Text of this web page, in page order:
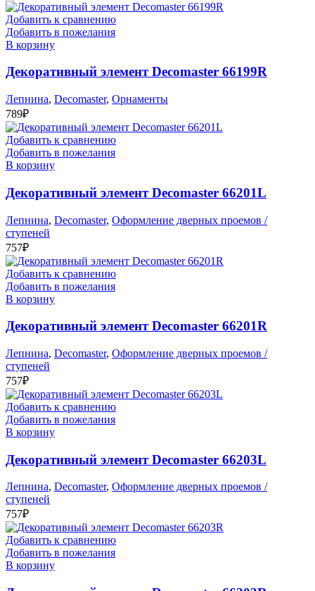
Добавить к сравнению
Добавить в пожелания
В корзину
Декоративный элемент Decomaster 66199R
Лепнина, Decomaster, Орнаменты
789₽
Добавить к сравнению
Добавить в пожелания
В корзину
Декоративный элемент Decomaster 66201L
Лепнина, Decomaster, Оформление дверных проемов /
ступеней
757₽
Добавить к сравнению
Добавить в пожелания
В корзину
Декоративный элемент Decomaster 66201R
Лепнина, Decomaster, Оформление дверных проемов /
ступеней
757₽
Добавить к сравнению
Добавить в пожелания
В корзину
Декоративный элемент Decomaster 66203L
Лепнина, Decomaster, Оформление дверных проемов /
ступеней
757₽
Добавить к сравнению
Добавить в пожелания
В корзину